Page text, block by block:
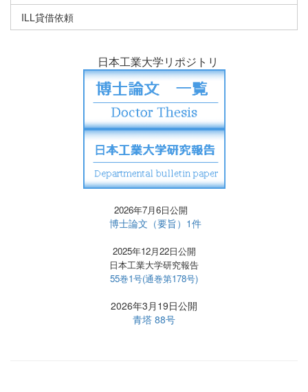
ILL貸借依頼
日本工業大学リポジトリ
2026年7月6日公開
博士論文（要旨）1件
2025年12月22日公開
日本工業大学研究報告
55巻1号(通巻第178号)
2026年3月19日公開
青塔 88号